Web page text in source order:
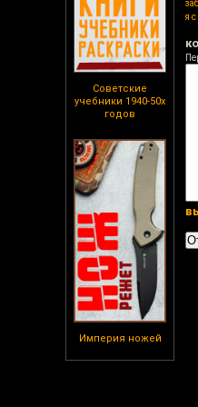
Советские
учебники 1940-50х
годов
Империя ножей
я